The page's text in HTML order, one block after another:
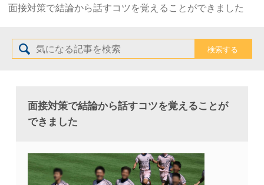
面接対策で結論から話すコツを覚えることができました
面接対策で結論から話すコツを覚えることが
できました